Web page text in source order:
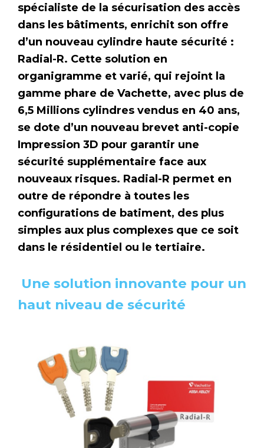
spécialiste de la sécurisation des accès
dans les bâtiments, enrichit son offre
d’un nouveau cylindre haute sécurité :
Radial-R. Cette solution en
organigramme et varié, qui rejoint la
gamme phare de Vachette, avec plus de
6,5 Millions cylindres vendus en 40 ans,
se dote d’un nouveau brevet anti-copie
Impression 3D pour garantir une
sécurité supplémentaire face aux
nouveaux risques. Radial-R permet en
outre de répondre à toutes les
configurations de batiment, des plus
simples aux plus complexes que ce soit
dans le résidentiel ou le tertiaire.
Une solution innovante pour un
haut niveau de sécurité